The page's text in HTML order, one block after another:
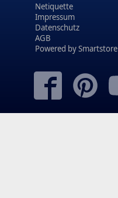
Netiquette
Impressum
Datenschutz
AGB
Powered bySmartstore